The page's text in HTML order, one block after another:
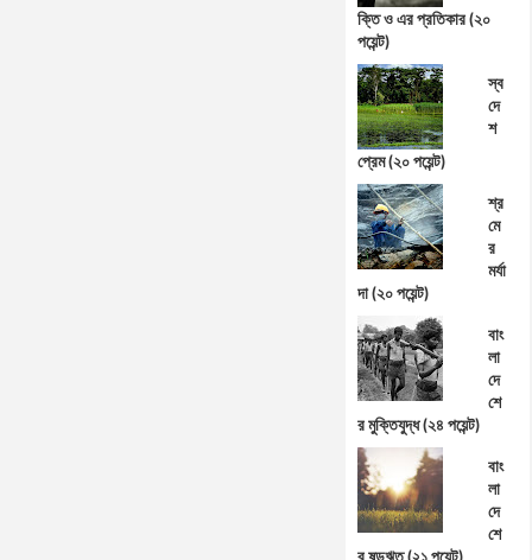
ক্তি ও এর প্রতিকার (২০
পয়েন্ট)
স্ব
দে
শ
প্রেম (২০ পয়েন্ট)
শ্র
মে
র
মর্যা
দা (২০ পয়েন্ট)
বাং
লা
দে
শে
র মুক্তিযুদ্ধ (২৪ পয়েন্ট)
বাং
লা
দে
শে